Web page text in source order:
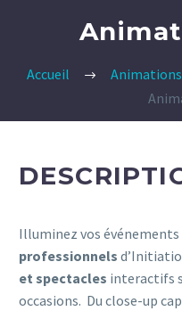
Accueil Animations
Illuminez vos événements
professionnels
et spectacles interactifs
occasions. Du close-up